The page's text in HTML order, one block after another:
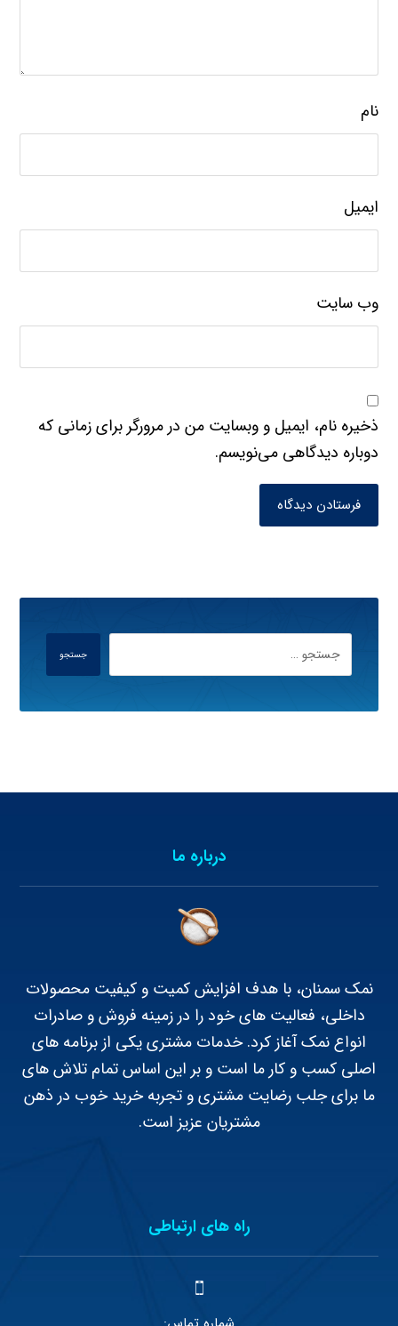
نام
ایمیل
وب‌ سایت
ذخیره نام، ایمیل و وبسایت من در مرورگر برای زمانی که
دوباره دیدگاهی می‌نویسم.
فرستادن دیدگاه
جستجو
درباره ما
نمک سمنان، با هدف افزایش کمیت و کیفیت محصولات
داخلی، فعالیت های خود را در زمینه فروش و صادرات
انواع نمک آغاز کرد. خدمات مشتری یکی از برنامه های
اصلی کسب و کار ما است و بر این اساس تمام تلاش های
ما برای جلب رضایت مشتری و تجربه خرید خوب در ذهن
مشتریان عزیز است.
راه های ارتباطی